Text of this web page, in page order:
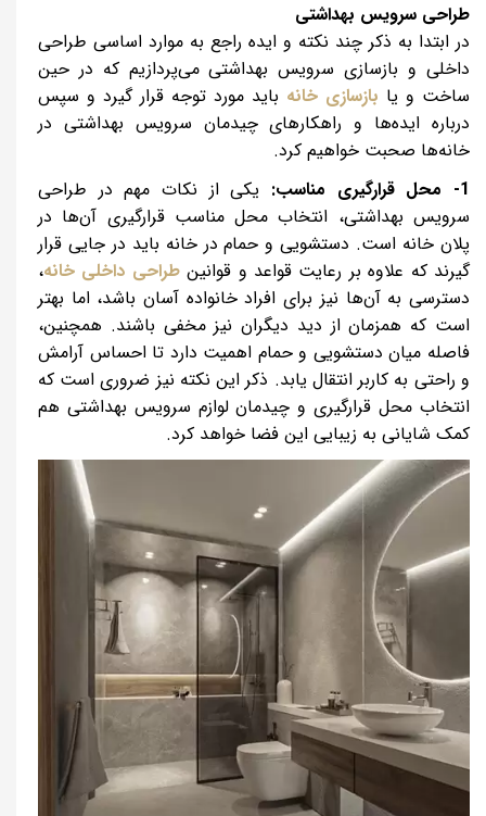
طراحی سرویس بهداشتی
در ابتدا به ذکر چند نکته و ایده راجع به موارد اساسی طراحی
داخلی و بازسازی سرویس بهداشتی می‌پردازیم که در حین
ساخت و یا بازسازی خانه باید مورد توجه قرار گیرد و سپس
درباره ایده‌ها و راهکارهای چیدمان سرویس بهداشتی در
خانه‌ها صحبت خواهیم کرد.
1- محل قرارگیری مناسب:
یکی از نکات مهم در طراحی
سرویس بهداشتی، انتخاب محل مناسب قرارگیری آن‌ها در
پلان خانه است. دستشویی و حمام در خانه باید در جایی قرار
گیرند که علاوه بر رعایت قواعد و قوانین طراحی داخلی خانه،
دسترسی به آن‌ها نیز برای افراد خانواده آسان باشد، اما بهتر
است که همزمان از دید دیگران نیز مخفی باشند. همچنین،
فاصله میان دستشویی و حمام اهمیت دارد تا احساس آرامش
و راحتی به کاربر انتقال یابد. ذکر این نکته نیز ضروری است که
انتخاب محل قرارگیری و چیدمان لوازم سرویس بهداشتی هم
کمک شایانی به زیبایی این فضا خواهد کرد.